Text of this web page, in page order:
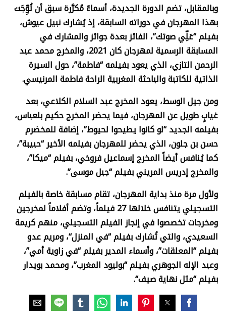
وبالمقابل، تضم الدورة الجديدة، أسماءً مُكرَّرة سبق أن تُوِّجَت
بهذا المهرجان في دوراته السابقة، إذ يُشارك نبيل عيوش،
بفيلم “عَلِّي صوتك”، الفائز بعدة جوائز والمشارك في
المسابقة الرسمية لمهرجان كان 2021، والمخرج محمد عبد
الرحمن التازي، الذي يعود بفيلمه “فاطمة”، حول السيرة
الذاتية للكاتبة والباحثة المغربية الراحة فاطمة المرنيسي.
ومن جيل الوسط، يعود المخرج عبد السلام الكلاعي، بعد
غيابٍ طويل عن المهرجان، فيما يحضر المخرج حكيم بلعباس،
بفيلمه الجديد “لو كانوا يطيحوا لحيوط”، إضافة للمخضرم
حسن بن جلون، الذي يحضر للمهرجان بفيلمه الأخير “حبيبة”،
كما يُنافس أيضاً المخرج إسماعيل فروخي، بفيلم “ميكا”،
والمخرج إدريس المريني بفيلم “جبل موسى”.
ولأول مرة منذ بداية المهرجان، تقام مسابقة خاصة بالفيلم
التسجيلي يتنافس خلالها 27 فيلماً، وتضم أفلاماً لمخرجين
ومخرجات تخصصوا في إنجاز الفيلم التسجيلي، منهم كريمة
السعيدي، والتي تُشارك بفيلم “في المنزل“، ومريم عدو
بفيلم “المعلقات”، وأسماء المدير بفيلم “في زاوية أمي”،
وعبد الإله الجوهري بفيلم “بوليود المغرب”، ومحمد بويدار
بفيلم “مثل نهاية صيف“.